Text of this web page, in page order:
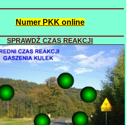
Numer PKK online
SPRAWDŹ CZAS REAKCJI